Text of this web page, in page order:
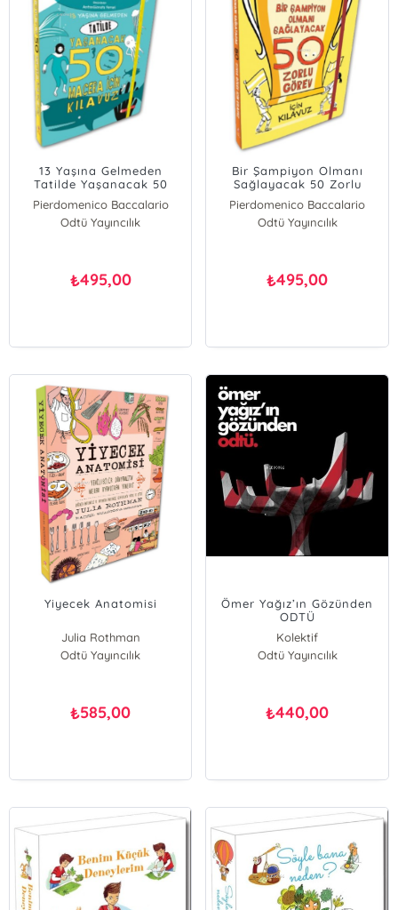
13 Yaşına Gelmeden
Tatilde Yaşanacak 50
Macera İçin Kılavuz
Pierdomenico Baccalario
Lucia Stipari
Odtü Yayıncılık
₺495,00
Bir Şampiyon Olmanı
Sağlayacak 50 Zorlu
Görev İçin Kılavuz
Pierdomenico Baccalario
Odtü Yayıncılık
₺495,00
Yiyecek Anatomisi
Julia Rothman
Odtü Yayıncılık
₺585,00
Ömer Yağız’ın Gözünden
ODTÜ
Kolektif
Odtü Yayıncılık
₺440,00